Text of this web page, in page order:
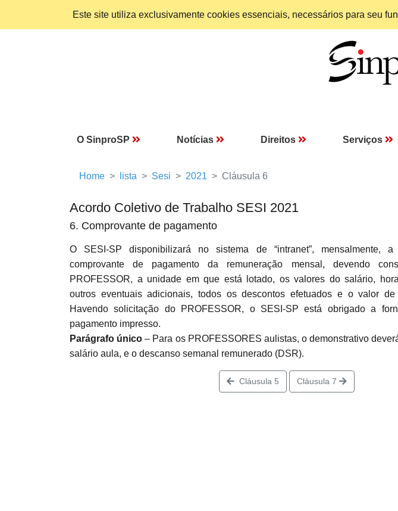
Este site utiliza exclusivamente cookies essenciais, necessários para seu
O SinproSP Notícias Direitos Serviços
Home lista Sesi 2021 Cláusula 6
Acordo Coletivo de Trabalho SESI 2021
6. Comprovante de pagamento
O SESI-SP disponibilizará no sistema de “intranet”, mensalmente, a
comprovante de pagamento da remuneração mensal, devendo
PROFESSOR, a unidade em que está lotado, os valores do salário,
outros eventuais adicionais, todos os descontos efetuados e o valor de
Havendo solicitação do PROFESSOR, o SESI-SP está obrigado a
pagamento impresso.
Parágrafo único – Para os PROFESSORES aulistas, o demonstrativo
salário aula, e o descanso semanal remunerado (DSR).
Cláusula 5 Cláusula 7